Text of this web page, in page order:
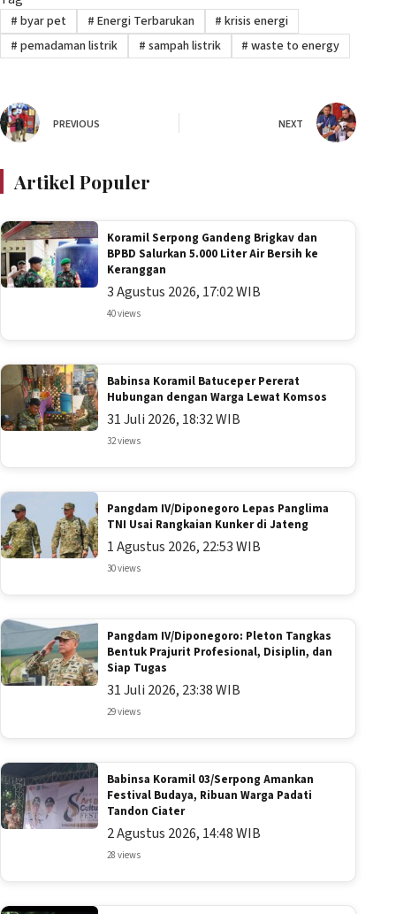
# byar pet # Energi Terbarukan # krisis energi
# pemadaman listrik # sampah listrik # waste to energy
PREVIOUS NEXT
Artikel Populer
Koramil Serpong Gandeng Brigkav dan
BPBD Salurkan 5.000 Liter Air Bersih ke
Keranggan
3 Agustus 2026, 17:02 WIB
40 views
Babinsa Koramil Batuceper Pererat
Hubungan dengan Warga Lewat Komsos
31 Juli 2026, 18:32 WIB
32 views
Pangdam IV/Diponegoro Lepas Panglima
TNI Usai Rangkaian Kunker di Jateng
1 Agustus 2026, 22:53 WIB
30 views
Pangdam IV/Diponegoro: Pleton Tangkas
Bentuk Prajurit Profesional, Disiplin, dan
Siap Tugas
31 Juli 2026, 23:38 WIB
29 views
Babinsa Koramil 03/Serpong Amankan
Festival Budaya, Ribuan Warga Padati
Tandon Ciater
2 Agustus 2026, 14:48 WIB
28 views